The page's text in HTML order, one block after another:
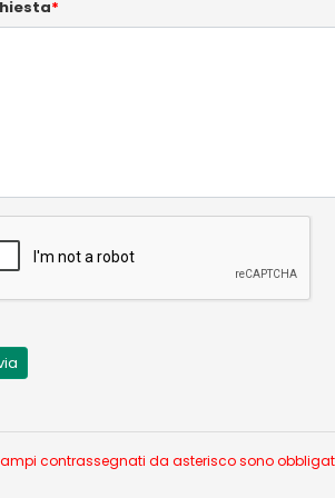
*
contrassegnati da asterisco sono